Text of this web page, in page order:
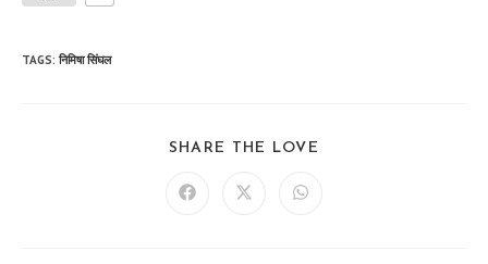
TAGS: निमिषा सिंघल
SHARE THE LOVE
Opens Opens Opens